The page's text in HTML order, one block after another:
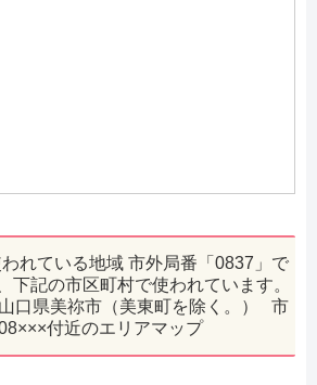
れている地域 市外局番「0837」で
下記の市区町村で使われています。
口県美祢市（美東町を除く。） 市
付近のエリアマップ